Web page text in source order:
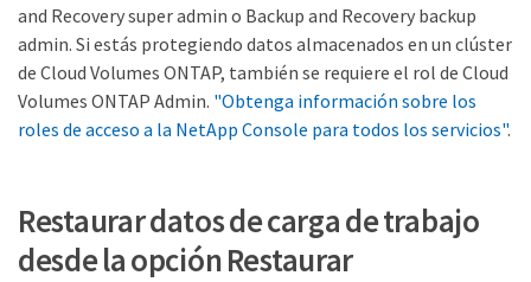
and Recovery super admin o Backup and Recovery backup
admin. Si estás protegiendo datos almacenados en un clúster
de Cloud Volumes ONTAP, también se requiere el rol de Cloud
Volumes ONTAP Admin. "Obtenga información sobre los
roles de acceso a la NetApp Console para todos los servicios".
Restaurar datos de carga de trabajo
desde la opción Restaurar